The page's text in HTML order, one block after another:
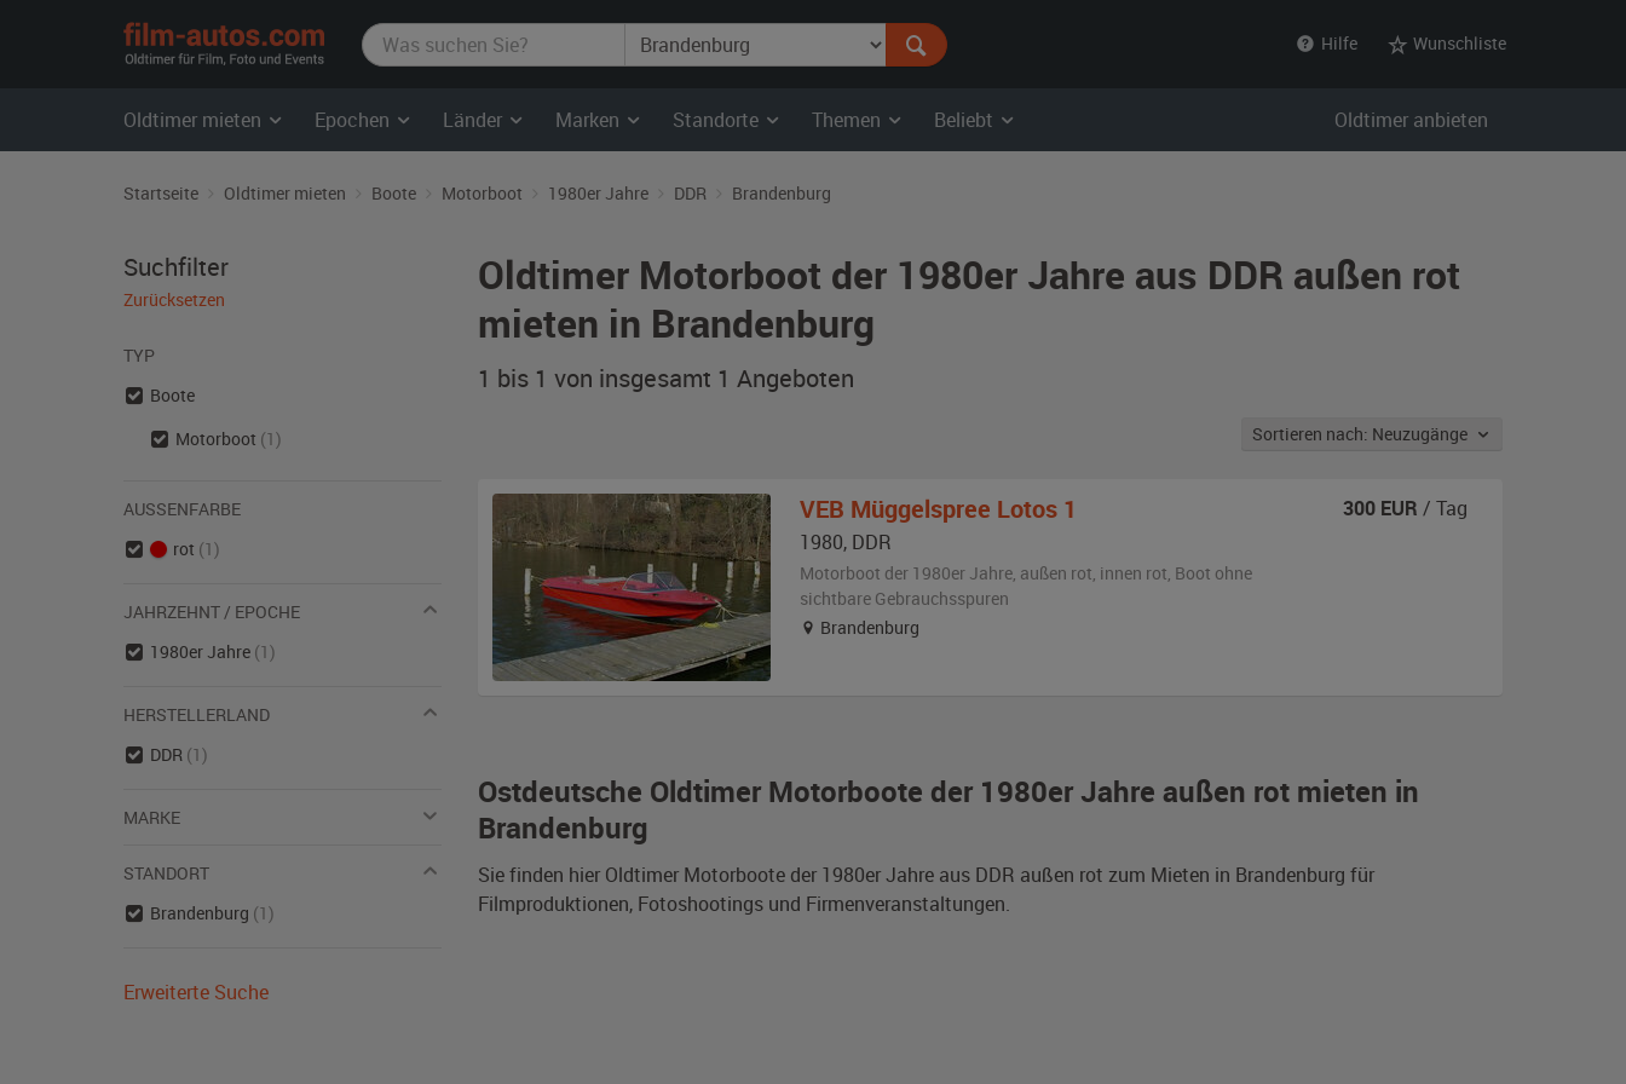
film-
autos.com
Hilfe Wunschliste
Oldtimer mieten Epochen Länder Marken Standorte Themen Beliebt Oldtimer anbieten
Startseite Oldtimer mieten Boote Motorboot 1980er Jahre DDR Brandenburg
Oldtimer Motorboot der 1980er Jahre aus DDR außen rot
mieten in Brandenburg
1 bis 1 von insgesamt 1 Angeboten
Sortieren nach: Neuzugänge
Ostdeutsche Oldtimer Motorboote der 1980er Jahre außen rot mieten in
Brandenburg
Sie finden hier Oldtimer Motorboote der 1980er Jahre aus DDR außen rot zum Mieten in Brandenburg für
Filmproduktionen, Fotoshootings und Firmenveranstaltungen.
VEB Müggelspree Lotos 1
1980, DDR
Motorboot der 1980er Jahre, außen rot, innen rot, Boot ohne
sichtbare Gebrauchsspuren
Brandenburg
300 EUR / Tag
Suchfilter
Zurücksetzen
TYP
Boote
Motorboot (1)
AUSSENFARBE
rot (1)
JAHRZEHNT / EPOCHE
1980er Jahre (1)
HERSTELLERLAND
DDR (1)
MARKE
STANDORT
Brandenburg (1)
Erweiterte Suche